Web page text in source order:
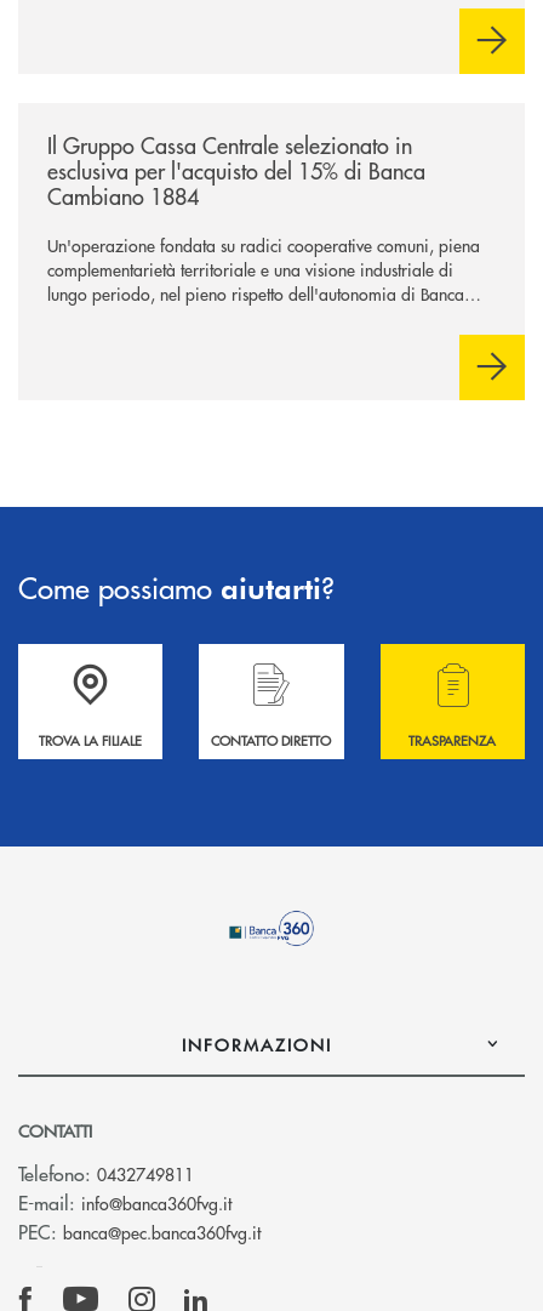
Il Gruppo Cassa Centrale selezionato in
esclusiva per l'acquisto del 15% di Banca
Cambiano 1884
Un'operazione fondata su radici cooperative comuni, piena
complementarietà territoriale e una visione industriale di
lungo periodo, nel pieno rispetto dell'autonomia di Banca
negoziazione esclusiva per la finalizzazione dell’operazione.
Come possiamo aiutarti?
Accedi all' elenco completo delle filiali .
TROVA LA FILIALE
Hai bisogno di informazioni? Contattaci !
CONTATTO DIRETTO
Hai bisogno di
TRASPARENZA
INFORMAZIONI
CONTATTI
Telefono: 0432749811
E-mail: info@banca360fvg.it(si apre l’app di posta elettronica)
PEC: banca@pec.banca360fvg.it(si apre l’app di posta elettronica)